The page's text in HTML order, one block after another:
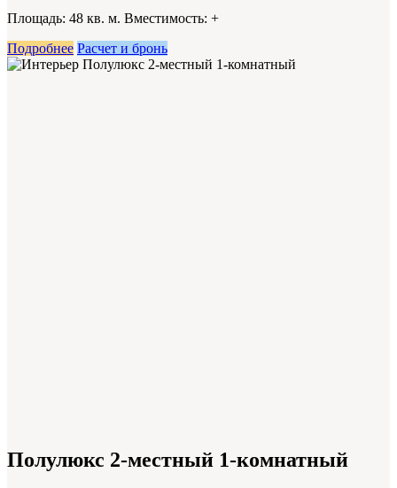
Площадь: 48 кв. м. Вместимость: +
Подробнее Расчет и бронь
Полулюкс 2-местный 1-комнатный